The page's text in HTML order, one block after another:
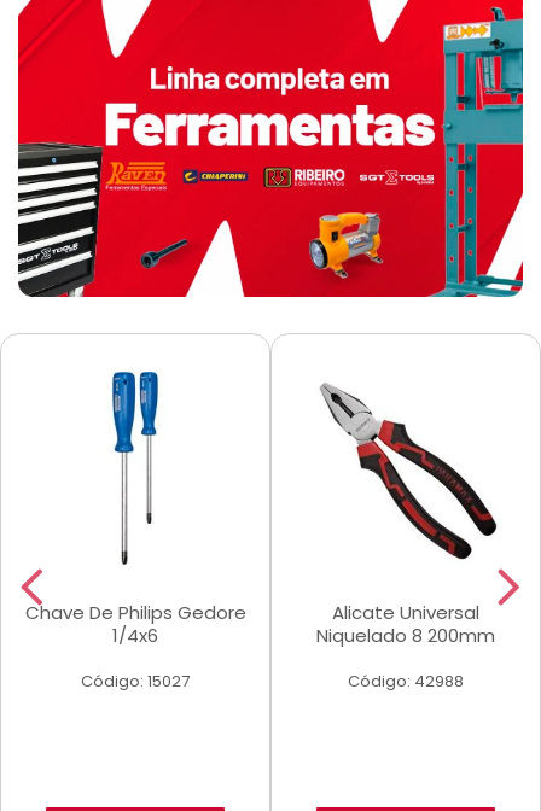
Chave De Philips Gedore
1/4x6
Código: 15027
Alicate Universal
Niquelado 8 200mm
Código: 42988